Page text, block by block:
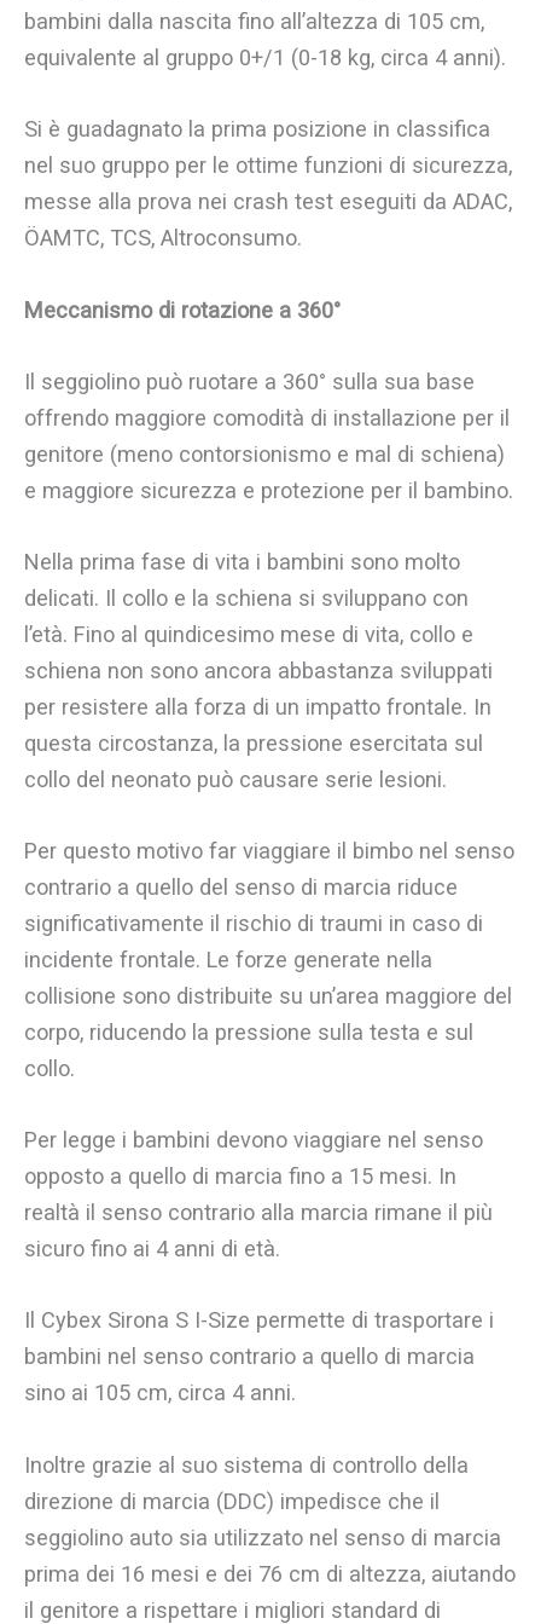
bambini dalla nascita fino all’altezza di 105 cm,
equivalente al gruppo 0+/1 (0-18 kg, circa 4 anni).
Si è guadagnato la prima posizione in classifica
nel suo gruppo per le ottime funzioni di sicurezza,
messe alla prova nei crash test eseguiti da ADAC,
ÖAMTC, TCS, Altroconsumo.
Meccanismo di rotazione a 360°
Il seggiolino può ruotare a 360° sulla sua base
offrendo maggiore comodità di installazione per il
genitore (meno contorsionismo e mal di schiena)
e maggiore sicurezza e protezione per il bambino.
Nella prima fase di vita i bambini sono molto
delicati. Il collo e la schiena si sviluppano con
l’età. Fino al quindicesimo mese di vita, collo e
schiena non sono ancora abbastanza sviluppati
per resistere alla forza di un impatto frontale. In
questa circostanza, la pressione esercitata sul
collo del neonato può causare serie lesioni.
Per questo motivo far viaggiare il bimbo nel senso
contrario a quello del senso di marcia riduce
significativamente il rischio di traumi in caso di
incidente frontale. Le forze generate nella
collisione sono distribuite su un’area maggiore del
corpo, riducendo la pressione sulla testa e sul
collo.
Per legge i bambini devono viaggiare nel senso
opposto a quello di marcia fino a 15 mesi. In
realtà il senso contrario alla marcia rimane il più
sicuro fino ai 4 anni di età.
Il Cybex Sirona S I-Size permette di trasportare i
bambini nel senso contrario a quello di marcia
sino ai 105 cm, circa 4 anni.
Inoltre grazie al suo sistema di controllo della
direzione di marcia (DDC) impedisce che il
seggiolino auto sia utilizzato nel senso di marcia
prima dei 16 mesi e dei 76 cm di altezza, aiutando
il genitore a rispettare i migliori standard di